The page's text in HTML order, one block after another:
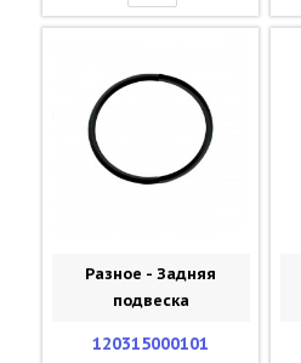
Разное - Задняя
подвеска
120315000101